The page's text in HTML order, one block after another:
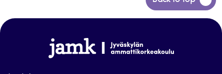
takaisin
www.jamk.fi